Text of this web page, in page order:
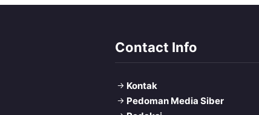
Contact Info
Kontak
Pedoman Media Siber